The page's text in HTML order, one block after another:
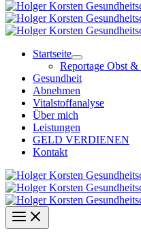
Startseite
Reportage Obst &
Gesundheit
Abnehmen
Vitalstoffanalyse
Über mich
Leistungen
GELD VERDIENEN
Kontakt